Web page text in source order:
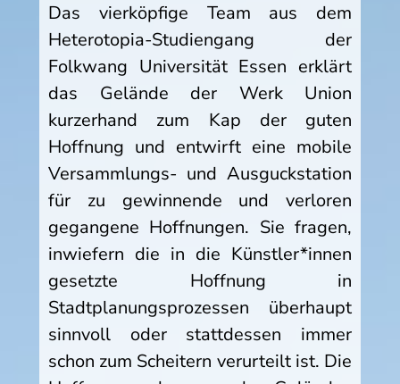
Das vierköpfige Team aus dem
Heterotopia-Studiengang der
Folkwang Universität Essen erklärt
das Gelände der Werk Union
kurzerhand zum Kap der guten
Hoffnung und entwirft eine mobile
Versammlungs- und Ausguckstation
für zu gewinnende und verloren
gegangene Hoffnungen. Sie fragen,
inwiefern die in die Künstler*innen
gesetzte Hoffnung in
Stadtplanungsprozessen überhaupt
sinnvoll oder stattdessen immer
schon zum Scheitern verurteilt ist. Die